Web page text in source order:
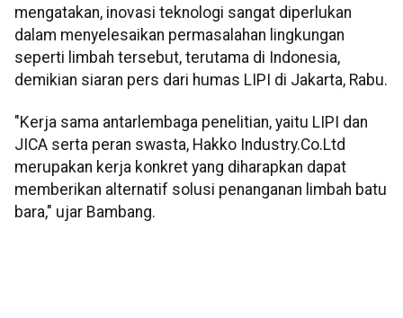
mengatakan, inovasi teknologi sangat diperlukan
dalam menyelesaikan permasalahan lingkungan
seperti limbah tersebut, terutama di Indonesia,
demikian siaran pers dari humas LIPI di Jakarta, Rabu.
"Kerja sama antarlembaga penelitian, yaitu LIPI dan
JICA serta peran swasta, Hakko Industry.Co.Ltd
merupakan kerja konkret yang diharapkan dapat
memberikan alternatif solusi penanganan limbah batu
bara," ujar Bambang.